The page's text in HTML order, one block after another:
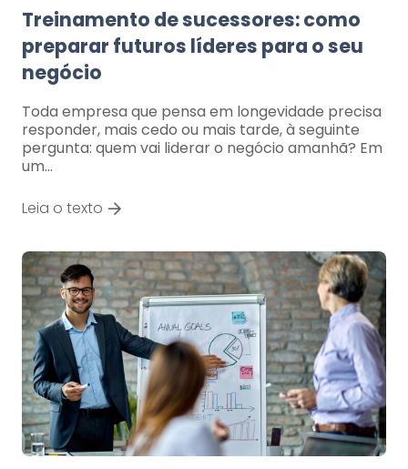
Treinamento de sucessores: como
preparar futuros líderes para o seu
negócio
Toda empresa que pensa em longevidade precisa
responder, mais cedo ou mais tarde, à seguinte
pergunta: quem vai liderar o negócio amanhã? Em
um…
Leia o texto